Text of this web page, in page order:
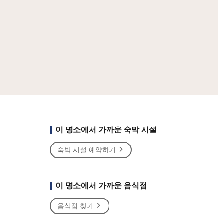
이 명소에서 가까운 숙박 시설
숙박 시설 예약하기
이 명소에서 가까운 음식점
음식점 찾기